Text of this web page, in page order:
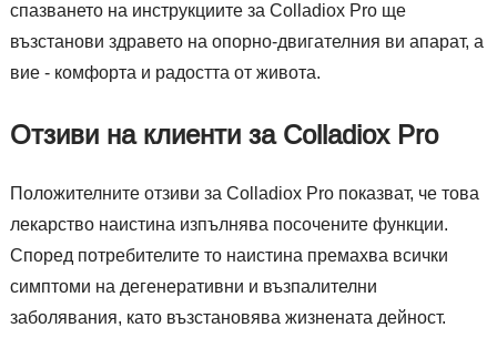
спазването на инструкциите за Colladiox Pro ще
възстанови здравето на опорно-двигателния ви апарат, а
вие - комфорта и радостта от живота.
Отзиви на клиенти за Colladiox Pro
Положителните отзиви за Colladiox Pro показват, че това
лекарство наистина изпълнява посочените функции.
Според потребителите то наистина премахва всички
симптоми на дегенеративни и възпалителни
заболявания, като възстановява жизнената дейност.